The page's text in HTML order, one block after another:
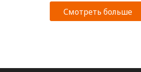
Смотреть больше